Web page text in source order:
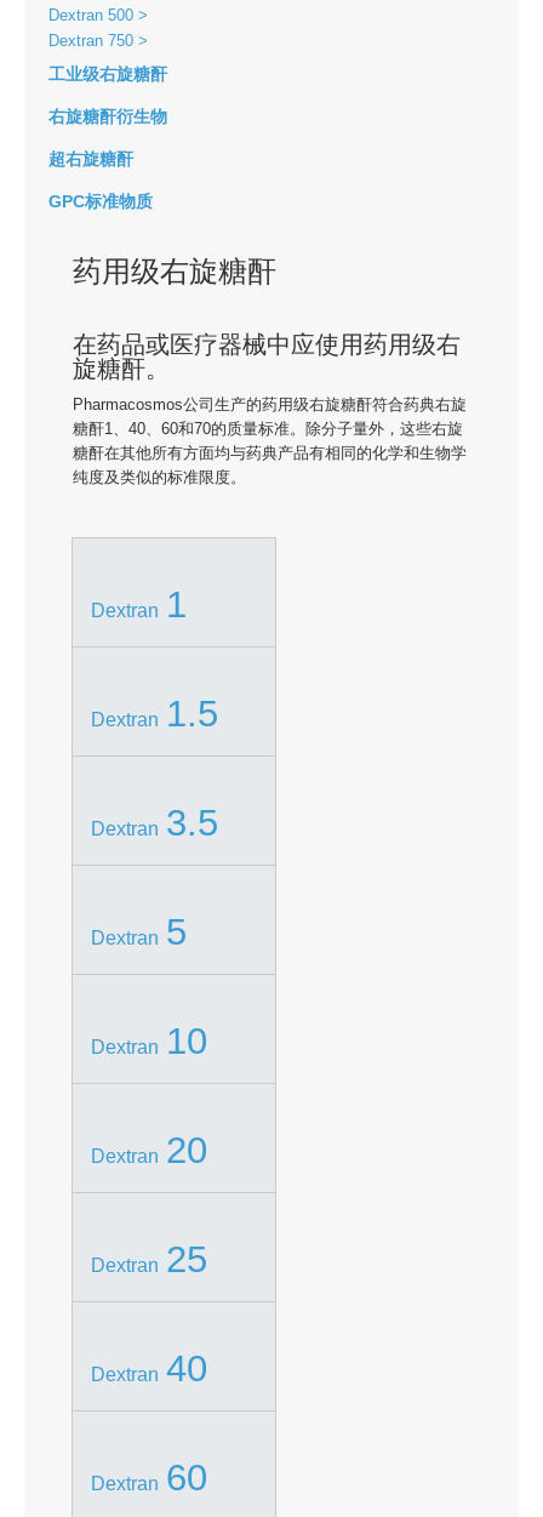
Dextran 500
Dextran 750
工业级右旋糖酐
右旋糖酐衍生物
超右旋糖酐
GPC标准物质
药用级右旋糖酐
在药品或医疗器械中应使用药用级右
旋糖酐。
Pharmacosmos公司生产的药用级右旋糖酐符合药典右旋
糖酐1、40、60和70的质量标准。除分子量外，这些右旋
糖酐在其他所有方面均与药典产品有相同的化学和生物学
纯度及类似的标准限度。
Dextran 1
Dextran 1.5
Dextran 3.5
Dextran 5
Dextran 10
Dextran 20
Dextran 25
Dextran 40
Dextran 60